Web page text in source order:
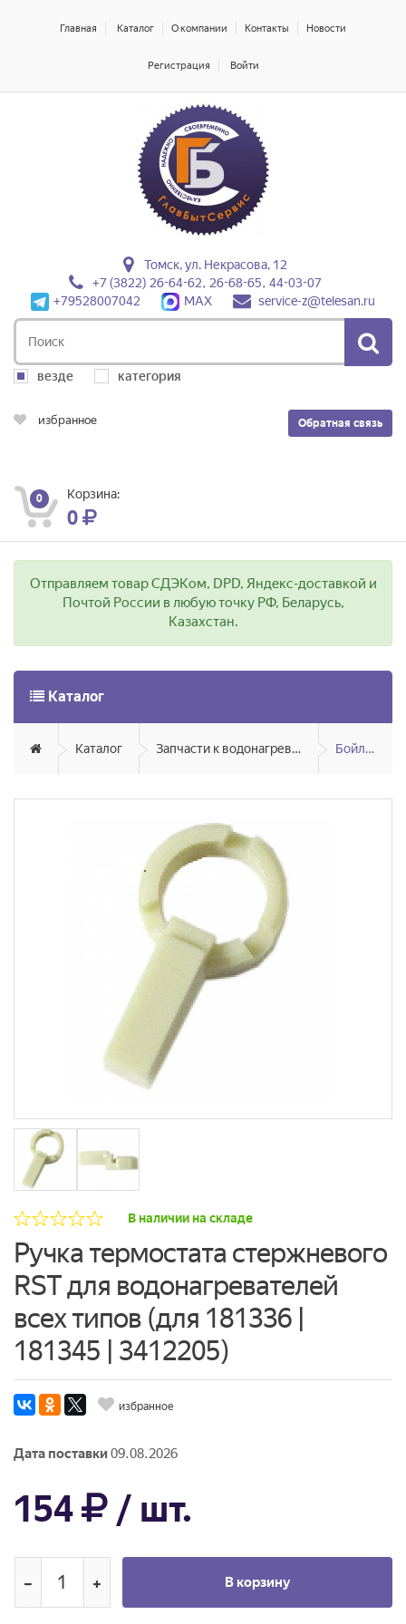
Главная Каталог О компании Контакты Новости
Регистрация Войти
Томск, ул. Некрасова, 12
+7 (3822) 26-64-62, 26-68-65, 44-03-07
+79528007042
MAX service-z@telesan.ru
везде категория
Обратная связь
избранное
0 Корзина:
0
Отправляем товар СДЭКом, DPD, Яндекс-доставкой и
Почтой России в любую точку РФ, Беларусь,
Казахстан.
Каталог
Каталог Запчасти к водонагревателям Бойлеры
В наличии на складе
Ручка термостата стержневого
RST для водонагревателей
всех типов (для 181336 |
181345 | 3412205)
избранное
Дата поставки 09.08.2026
154 / шт.
В корзину